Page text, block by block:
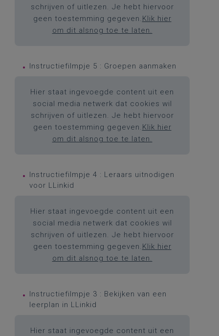
schrijven of uitlezen. Je hebt hiervoor
geen toestemming gegeven. Klik hier
om dit alsnog toe te laten.
Instructiefilmpje 5 : Groepen aanmaken
Hier staat ingevoegde content uit een
social media netwerk dat cookies wil
schrijven of uitlezen. Je hebt hiervoor
geen toestemming gegeven. Klik hier
om dit alsnog toe te laten.
Instructiefilmpje 4 : Leraars uitnodigen
voor LLinkid
Hier staat ingevoegde content uit een
social media netwerk dat cookies wil
schrijven of uitlezen. Je hebt hiervoor
geen toestemming gegeven. Klik hier
om dit alsnog toe te laten.
Instructiefilmpje 3 : Bekijken van een
leerplan in LLinkid
Hier staat ingevoegde content uit een